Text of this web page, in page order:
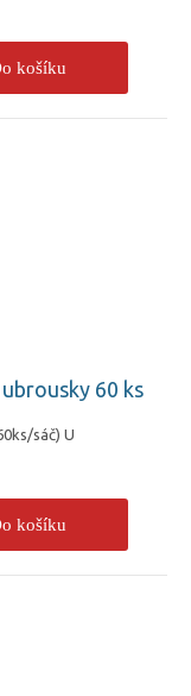
košíku
60 ks
sáč) U
košíku